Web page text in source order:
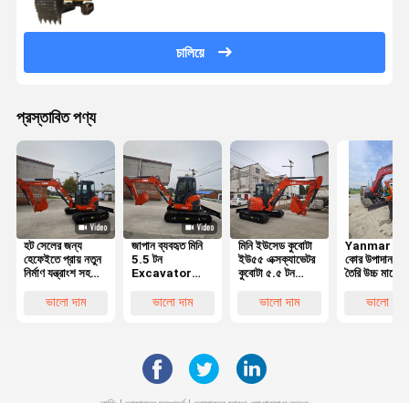
চালিয়ে
প্রস্তাবিত পণ্য
হট সেলের জন্য
হেফেইতে প্রায় নতুন
নির্মাণ যন্ত্রাংশ সহ
U55 এক্সকাভেটর ৫
ভালো দাম
জাপান ব্যবহৃত মিনি
5.5 টন
Excavator
সেকেন্ড হ্যান্ড ছোট
Bagger সঙ্গে কৃষি
জন্য EPA
ভালো দাম
মিনি ইউসেড কুবোটা
ইউ৫৫ এক্সক্যাভেটর
কুবোটা ৫.৫ টন
ইউ১৭ এক্সক্যাভেটর
ভালো দাম
Yanmar
কোর উপাদান
তৈরি উচ্চ মানের
VIO80 মিনি
ভালো দাম